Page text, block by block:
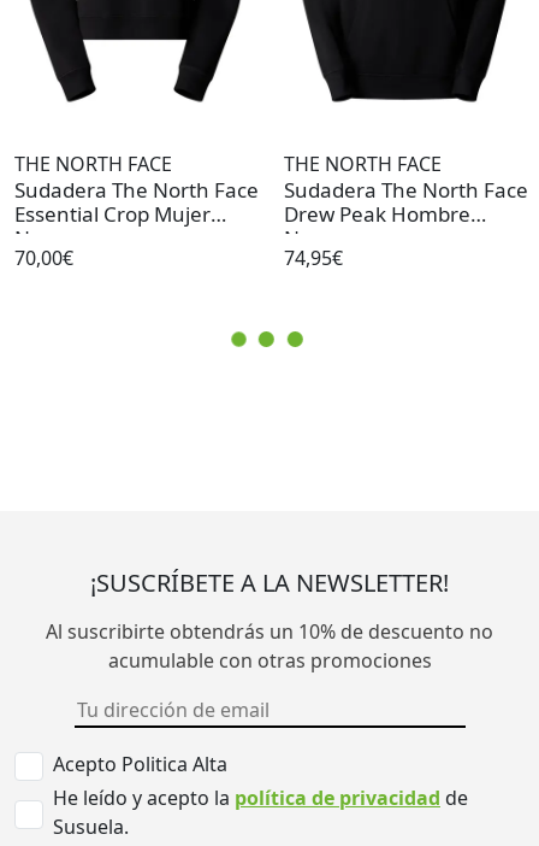
THE NORTH FACE
Sudadera The North Face
Essential Crop Mujer
Negro
70,00€
THE NORTH FACE
Sudadera The North Face
Drew Peak Hombre
Negro
74,95€
¡SUSCRÍBETE A LA NEWSLETTER!
Al suscribirte obtendrás un 10% de descuento no
acumulable con otras promociones
Acepto Politica Alta
He leído y acepto la política de privacidad de
Susuela.